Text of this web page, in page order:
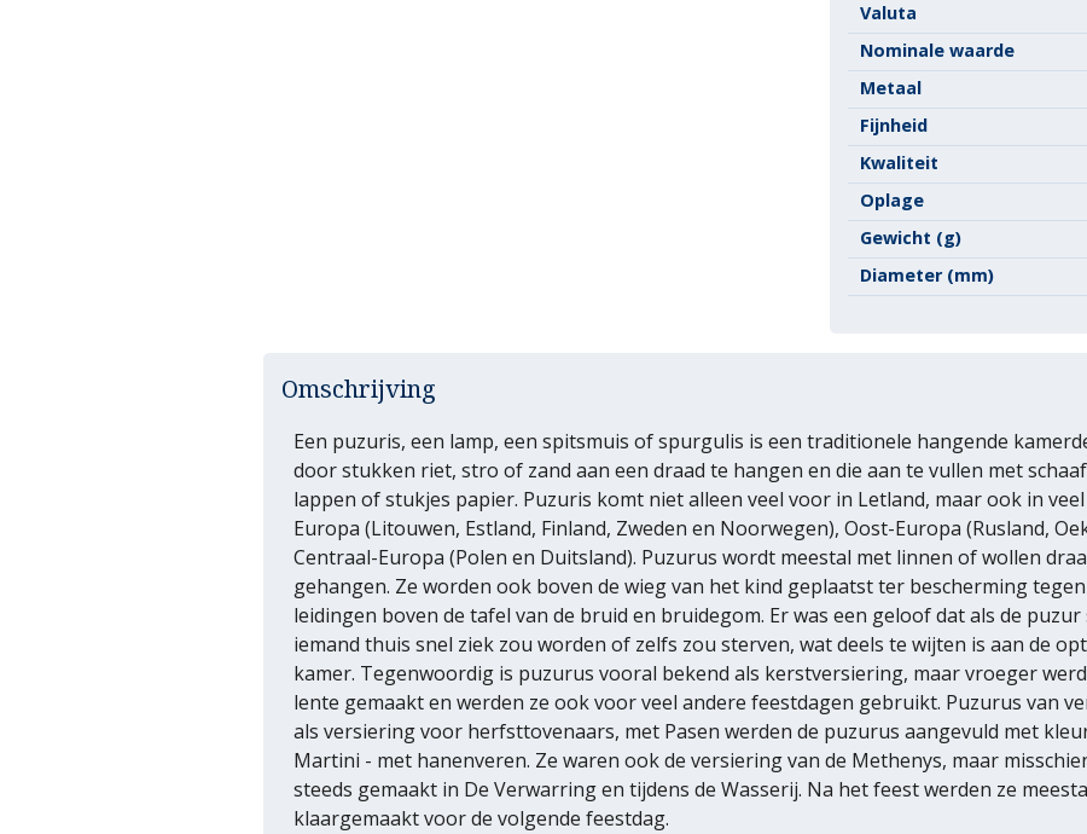
Valuta
Nominale waarde
Metaal
Fijnheid
Kwaliteit
Oplage
Gewicht (g)
Diameter (mm)
Omschrijving
Een puzuris, een lamp, een spitsmuis of spurgulis is een traditionele hangende
door stukken riet, stro of zand aan een draad te hangen en die aan te vullen met
lappen of stukjes papier. Puzuris komt niet alleen veel voor in Letland, maar ook in
Europa (Litouwen, Estland, Finland, Zweden en Noorwegen), Oost-Europa (Rusland,
Centraal-Europa (Polen en Duitsland). Puzurus wordt meestal met linnen of wollen
gehangen. Ze worden ook boven de wieg van het kind geplaatst ter bescherming
leidingen boven de tafel van de bruid en bruidegom. Er was een geloof dat als de
iemand thuis snel ziek zou worden of zelfs zou sterven, wat deels te wijten is aan de
kamer. Tegenwoordig is puzurus vooral bekend als kerstversiering, maar vroeger
lente gemaakt en werden ze ook voor veel andere feestdagen gebruikt. Puzurus van
als versiering voor herfsttovenaars, met Pasen werden de puzurus aangevuld met
Martini - met hanenveren. Ze waren ook de versiering van de Methenys, maar
steeds gemaakt in De Verwarring en tijdens de Wasserij. Na het feest werden ze
klaargemaakt voor de volgende feestdag.